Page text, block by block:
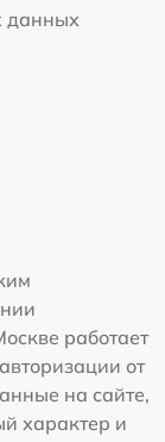
данных
работает
от
на сайте,
характер и